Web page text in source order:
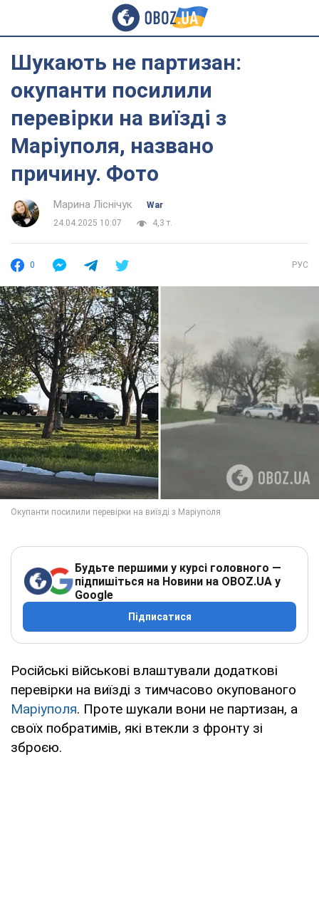
Шукають не партизан:
окупанти посилили
перевірки на виїзді з
Маріуполя, названо
причину. Фото
Марина Ліснічук
War
24.04.2025 10:07
4,3 т.
0 РУС
Будьте першими у курсі головного —
підпишіться на Новини на OBOZ.UA у
Google
Підписатися
Російські військові влаштували додаткові
перевірки на виїзді з тимчасово окупованого
Маріуполя. Проте шукали вони не партизан, а
своїх побратимів, які втекли з фронту зі
зброєю.